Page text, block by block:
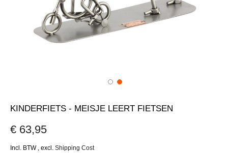
KINDERFIETS - MEISJE LEERT FIETSEN
€ 63,95
Incl. BTW excl. Shipping Cost